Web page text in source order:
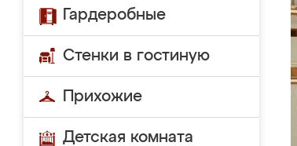
Гардеробные
Стенки в гостиную
Прихожие
Детская комната